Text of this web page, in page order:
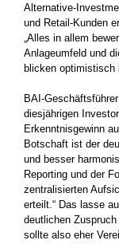
Alternative-
und Retail-Kunden
„Alles in allem
Anlageumfeld und
blicken optimistisch
BAI-
diesjährigen
Erkenntnisgewinn
Botschaft ist der
und besser
Reporting und der
zentralisierten
erteilt.“ Das lasse
deutlichen
sollte also eher